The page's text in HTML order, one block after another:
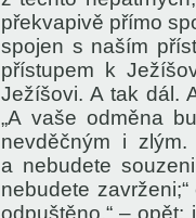
překvapivě přímo
spojen s naším
přístupem k
Ježíšovi. A tak dál.
„A vaše odměna
nevděčným i
a nebudete
nebudete
odpuštěno.“ –